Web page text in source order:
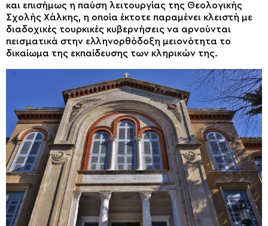
και επισήμως η παύση λειτουργίας της Θεολογικής
Σχολής Χάλκης, η οποία έκτοτε παραμένει κλειστή με
διαδοχικές τουρκικές κυβερνήσεις να αρνούνται
πεισματικά στην ελληνορθόδοξη μειονότητα το
δικαίωμα της εκπαίδευσης των κληρικών της.